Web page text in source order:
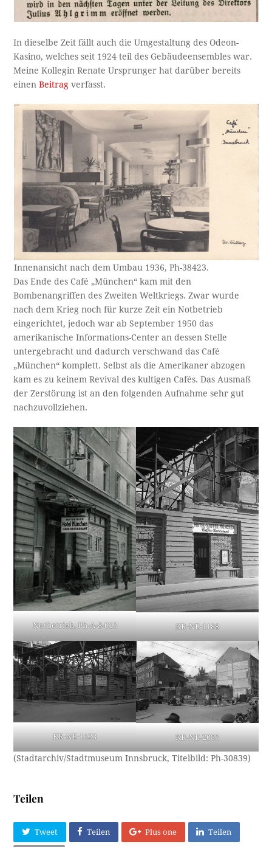
In dieselbe Zeit fällt auch die Umgestaltung des Odeon-
Kasino, welches seit 1924 teil des Gebäudeensembles war.
Meine Kollegin Renate Ursprunger hat darüber bereits
einenBeitrag verfasst.
Innenansicht nach dem Umbau 1936, Ph-38423.
Das Ende des Café „München“ kam mit den
Bombenangriffen des Zweiten Weltkriegs. Zwar wurde
nach dem Krieg noch für kurze Zeit ein Notbetrieb
eingerichtet, jedoch war ab September 1950 das
amerikanische Informations-Center an dessen Stelle
untergebracht und dadurch verschwand das Café
„München“ komplett. Selbst als die Amerikaner abzogen
kam es zu keinem Revival des kultigen Cafés. Das Ausmaß
der Zerstörung ist an den folgenden Aufnahme sehr gut
nachzuvollziehen.
Notbetrieb, Ph-A-8-013 KR-NE-1188
KR-NE-1123 KR-NE-2083
(Stadtarchiv/Stadtmuseum Innsbruck, Titelbild: Ph-30839)
Teilen
Tweet Teilen Plus one Teilen